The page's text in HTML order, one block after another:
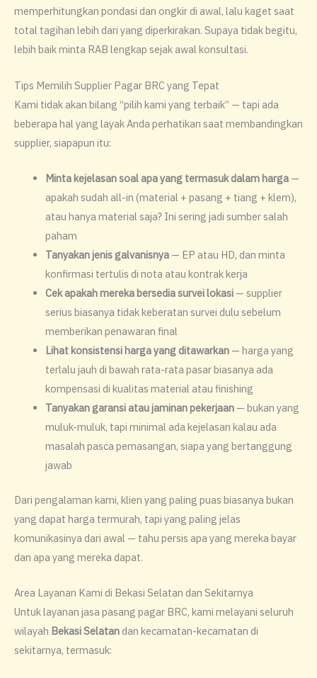
memperhitungkan pondasi dan ongkir di awal, lalu kaget saat
total tagihan lebih dari yang diperkirakan. Supaya tidak begitu,
lebih baik minta RAB lengkap sejak awal konsultasi.
Tips Memilih Supplier Pagar BRC yang Tepat
Kami tidak akan bilang “pilih kami yang terbaik” — tapi ada
beberapa hal yang layak Anda perhatikan saat membandingkan
supplier, siapapun itu:
Minta kejelasan soal apa yang termasuk dalam harga—
apakah sudah all-in (material + pasang + tiang + klem),
atau hanya material saja? Ini sering jadi sumber salah
paham
Tanyakan jenis galvanisnya— EP atau HD, dan minta
konfirmasi tertulis di nota atau kontrak kerja
Cek apakah mereka bersedia survei lokasi— supplier
serius biasanya tidak keberatan survei dulu sebelum
memberikan penawaran final
Lihat konsistensi harga yang ditawarkan— harga yang
terlalu jauh di bawah rata-rata pasar biasanya ada
kompensasi di kualitas material atau finishing
Tanyakan garansi atau jaminan pekerjaan— bukan yang
muluk-muluk, tapi minimal ada kejelasan kalau ada
masalah pasca pemasangan, siapa yang bertanggung
jawab
Dari pengalaman kami, klien yang paling puas biasanya bukan
yang dapat harga termurah, tapi yang paling jelas
komunikasinya dari awal — tahu persis apa yang mereka bayar
dan apa yang mereka dapat.
Area Layanan Kami di Bekasi Selatan dan Sekitarnya
Untuk layanan jasa pasang pagar BRC, kami melayani seluruh
wilayah Bekasi Selatan dan kecamatan-kecamatan di
sekitarnya, termasuk: